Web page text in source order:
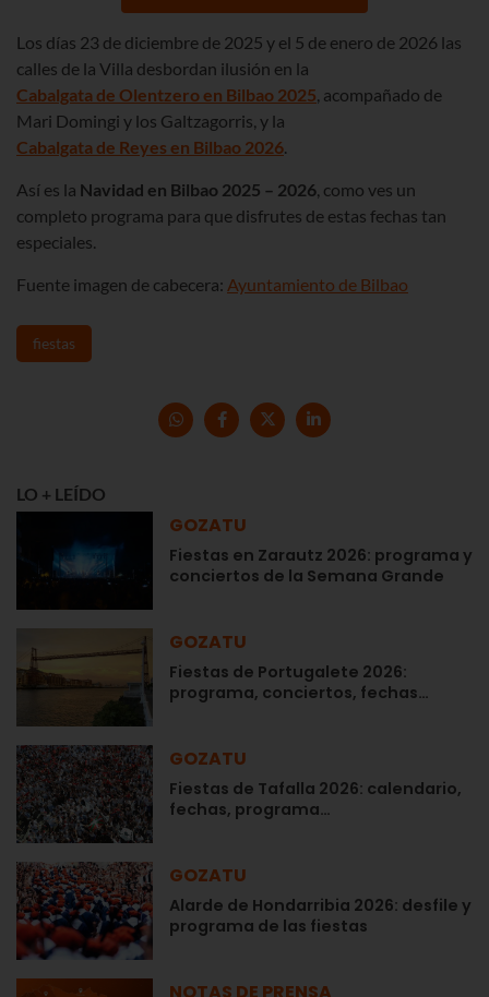
Los días 23 de diciembre de 2025 y el 5 de enero de 2026 las
calles de la Villa desbordan ilusión en la
Cabalgata de Olentzero en Bilbao 2025, acompañado de
Mari Domingi y los Galtzagorris, y la
Cabalgata de Reyes en Bilbao 2026.
Así es la Navidad en Bilbao 2025 – 2026, como ves un
completo programa para que disfrutes de estas fechas tan
especiales.
Fuente imagen de cabecera: Ayuntamiento de Bilbao
fiestas
LO + LEÍDO
GOZATU
Fiestas en Zarautz 2026: programa y
conciertos de la Semana Grande
GOZATU
Fiestas de Portugalete 2026:
programa, conciertos, fechas…
GOZATU
Fiestas de Tafalla 2026: calendario,
fechas, programa…
GOZATU
Alarde de Hondarribia 2026: desfile y
programa de las fiestas
NOTAS DE PRENSA